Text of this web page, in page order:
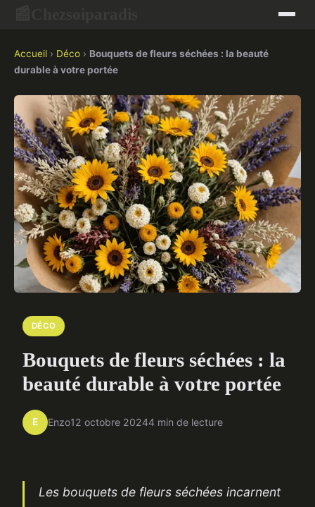
Accueil › Déco › Bouquets de fleurs séchées : la beauté
durable à votre portée
DÉCO
Bouquets de fleurs séchées : la
beauté durable à votre portée
E Enzo12 octobre 20244 min de lecture
Les bouquets de fleurs séchées incarnent